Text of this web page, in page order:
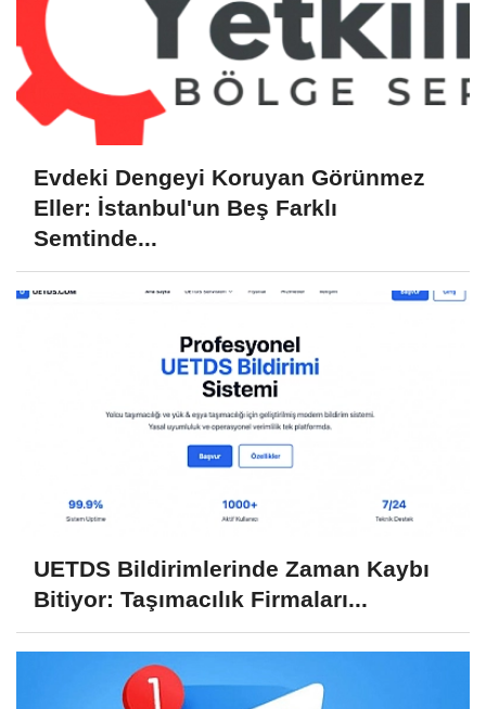
Evdeki Dengeyi Koruyan Görünmez
Eller: İstanbul'un Beş Farklı
Semtinde...
UETDS Bildirimlerinde Zaman Kaybı
Bitiyor: Taşımacılık Firmaları...